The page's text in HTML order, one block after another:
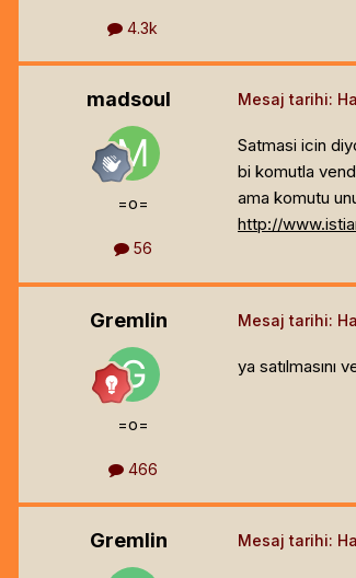
4.3k
madsoul
=o=
56
Mesaj tarihi:
Satmasi icin
bi komutla
ama komutu
http://
Gremlin
=o=
466
Mesaj tarihi:
ya satılmasını
Gremlin Mesaj tarihi: